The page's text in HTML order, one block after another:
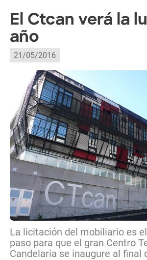
El Ctcan verá la
año
21/05/2016
La licitación del mobiliario es
paso para que el gran Centro
Candelaria se inaugure al final